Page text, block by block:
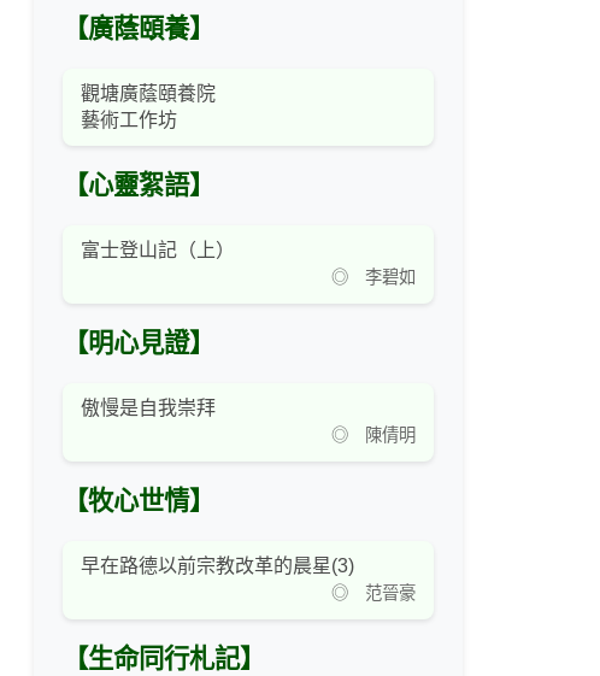
【廣蔭頤養】
觀塘廣蔭頤養院
藝術工作坊
【心靈絮語】
富士登山記（上）
◎ 李碧如
【明心見證】
傲慢是自我崇拜
◎ 陳倩明
【牧心世情】
早在路德以前宗教改革的晨星(3)
◎ 范晉豪
【生命同行札記】